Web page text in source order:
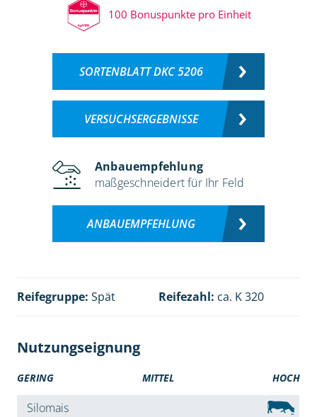
100 Bonuspunkte pro Einheit
SORTENBLATT DKC 5206
VERSUCHSERGEBNISSE
Anbauempfehlung
maßgeschneidert für Ihr Feld
ANBAUEMPFEHLUNG
Reifegruppe: Spät Reifezahl: ca. K 320
Nutzungseignung
GERING MITTEL HOCH
Silomais